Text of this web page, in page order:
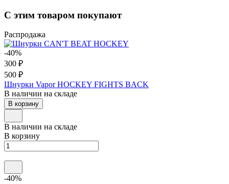
С этим товаром покупают
Распродажа
-40%
300 ₽
500 ₽
Шнурки Vapor HOCKEY FIGHTS BACK
В наличии на складе
В корзину
В наличии на складе
В корзину
-40%